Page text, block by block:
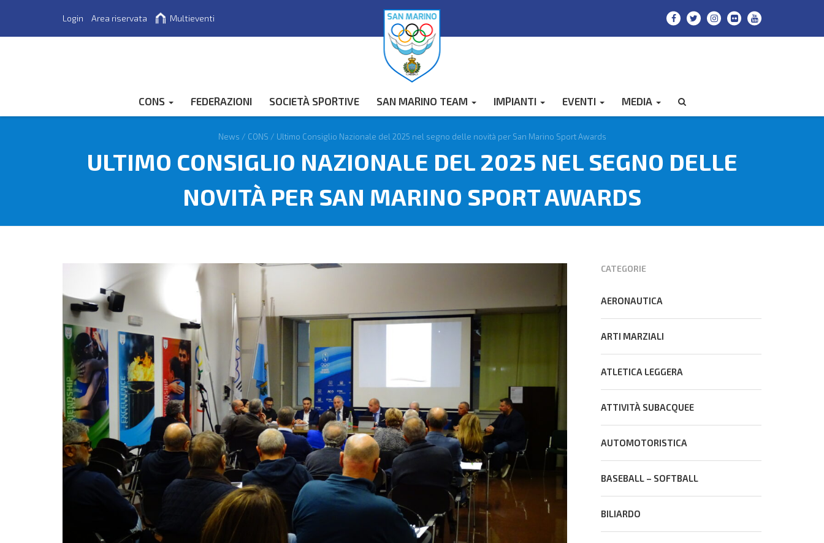
Login Area riservata Multieventi
CONS FEDERAZIONI SOCIETÀ SPORTIVE SAN MARINO TEAM IMPIANTI EVENTI MEDIA
News / CONS / Ultimo Consiglio Nazionale del 2025 nel segno delle novità per San Marino Sport Awards
ULTIMO CONSIGLIO NAZIONALE DEL 2025 NEL SEGNO DELLE
NOVITÀ PER SAN MARINO SPORT AWARDS
CATEGORIE
AERONAUTICA
ARTI MARZIALI
ATLETICA LEGGERA
ATTIVITÀ SUBACQUEE
AUTOMOTORISTICA
BASEBALL – SOFTBALL
BILIARDO